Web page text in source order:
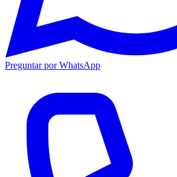
Preguntar por WhatsApp